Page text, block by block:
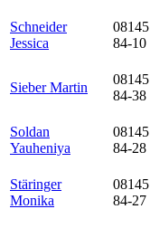
Schneider
Jessica
08145
84-10
Sieber Martin
08145
84-38
Soldan
Yauheniya
08145
84-28
Stäringer
Monika
08145
84-27